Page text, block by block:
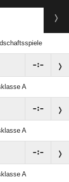
:
A
:
A
:
A